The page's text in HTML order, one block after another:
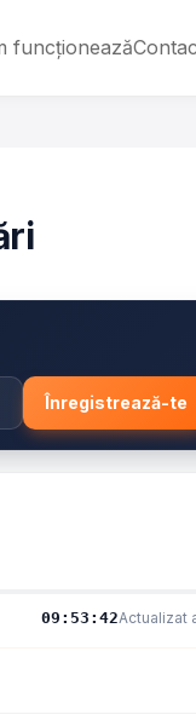
funcționează
Înregistrează-te
09:53:43Actualizat